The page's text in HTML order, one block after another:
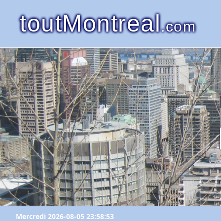
toutMontreal.com
Mercredi 2026-08-05 23:58:53